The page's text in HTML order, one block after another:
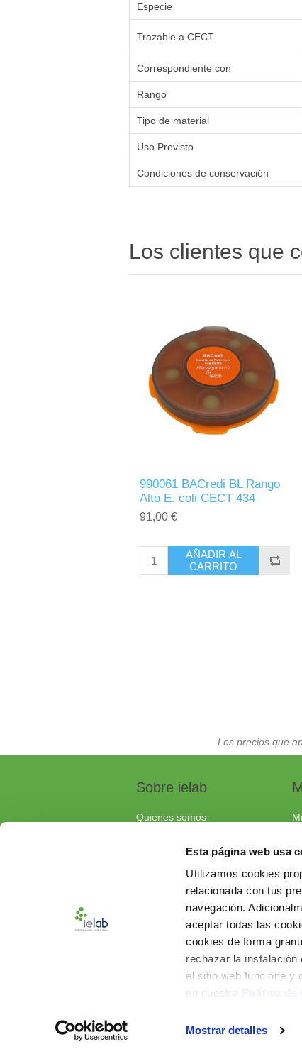
Esta página web usa
Utilizamos cookies
relacionada con tus
navegación.
aceptar todas las
cookies de forma
rechazar la
el sitio web funcione y
en nuestra Política de
Mostrar detalles
Especie
Trazable a CECT
Correspondiente con
Rango
Tipo de material
Uso Previsto
Condiciones de conservación
Los clientes que
990061 BACredi BL Rango
Alto E. coli CECT 434
91,00 €
AÑADIR AL
CARRITO
Los precios que
Sobre ielab
Quienes somos
Soluciones a medida
Contacta con nosotros
Documentos de interés
Preguntas frecuentes
nopCommerce